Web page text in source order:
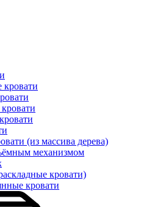
кровати
(из массива дерева)
механизмом
кровати)
кровати